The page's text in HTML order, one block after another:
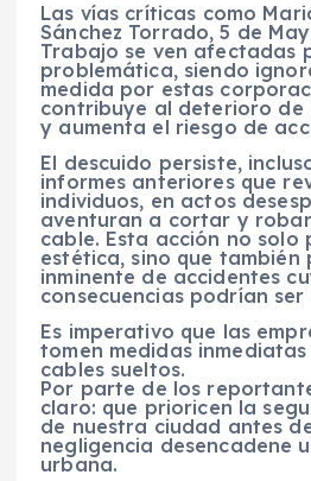
Las vías críticas como
Sánchez Torrado, 5 de
Trabajo se ven afectadas
problemática, siendo
medida por estas
contribuye al deterioro de
y aumenta el riesgo de
El descuido persiste,
informes anteriores que
individuos, en actos
aventuran a cortar y robar
cable. Esta acción no solo
estética, sino que también
inminente de accidentes
consecuencias podrían
Es imperativo que las
tomen medidas
cables sueltos.
Por parte de los
claro: que prioricen la
de nuestra ciudad antes
negligencia desencadene
urbana.